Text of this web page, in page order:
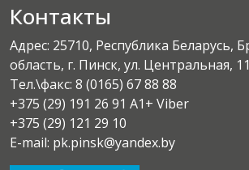
Контакты
Адрес: 25710, Республика Беларусь,
область, г. Пинск, ул. Центральная,
Тел.\факс: 8 (0165) 67 88 88
+375 (29) 191 26 91 A1+ Viber
+375 (29) 121 29 10
E-mail: pk.pinsk@yandex.by